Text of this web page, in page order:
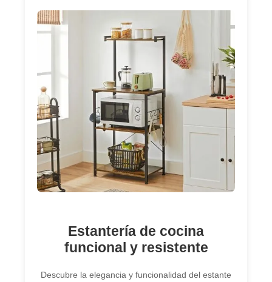
Estantería de cocina
funcional y resistente
Descubre la elegancia y funcionalidad del estante